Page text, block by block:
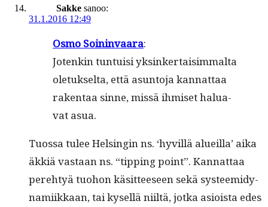
Sakke sanoo:
31.1.2016 12:49
Osmo Soin­in­vaara:
Jotenkin tun­tu­isi yksinker­taisim­mal­ta
ole­tuk­selta, että asun­to­ja kan­nat­taa
rak­en­taa sinne, mis­sä ihmiset halu­a­
vat asua.
Tuos­sa tulee Helsin­gin ns. ‘hyvil­lä alueil­la’ aika
äkkiä vas­taan ns. “tip­ping point”. Kan­nat­taa
pere­htyä tuo­hon käsit­teeseen sekä sys­teemi­dy­
nami­ikkaan, tai kysel­lä niiltä, jot­ka asioista edes